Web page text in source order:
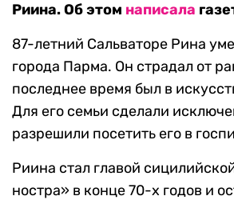
Риина. Об этом написала
87-летний Сальваторе Рина
города Парма. Он страдал от
последнее время был в
Для его семьи сделали
разрешили посетить его в
Риина стал главой
ностра» в конце 70-х годов и